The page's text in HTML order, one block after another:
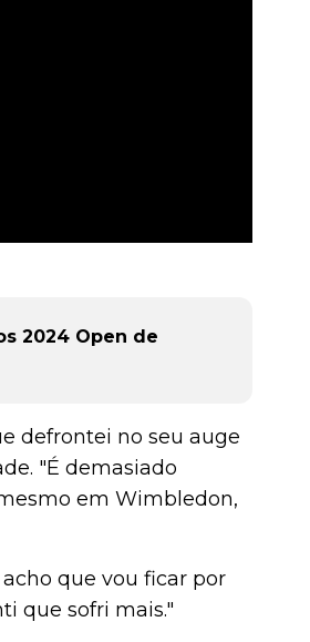
2024 Open de
defrontei no seu auge
"É demasiado
em Wimbledon,
que vou ficar por
que sofri mais."